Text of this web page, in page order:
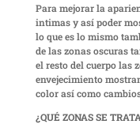
Para mejorar la
intimas y así poder
lo que es lo mismo
de las zonas oscuras
el resto del cuerpo las
envejecimiento
color así como
¿QUÉ ZONAS SE